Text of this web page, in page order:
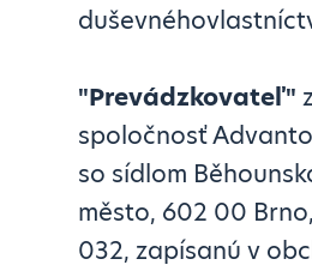
"Prevádzkovateľ"
spoločnosť
so sídlom
město, 602 00
032, zapísanú v